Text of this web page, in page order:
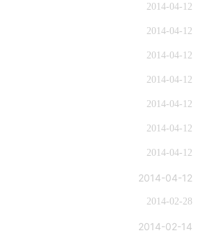
2014-04-12
2014-04-12
2014-04-12
2014-04-12
2014-04-12
2014-04-12
2014-04-12
2014-04-12
2014-02-28
2014-02-14